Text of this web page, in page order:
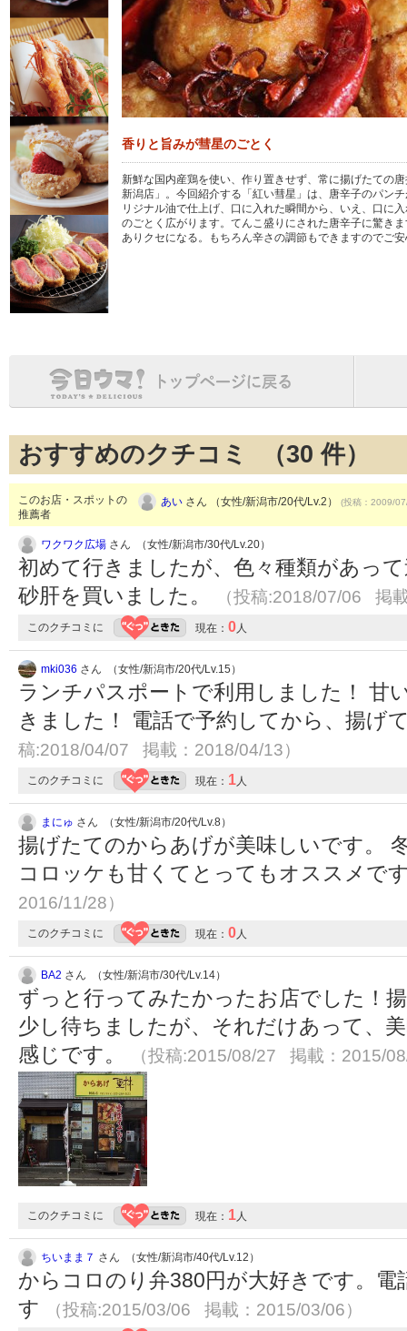
香りと旨みが彗星のごとく
新鮮な国内産鶏を使い、作り置きせず、常に揚げたての
新潟店」。今回紹介する「紅い彗星」は、唐辛子のパン
リジナル油で仕上げ、口に入れた瞬間から、いえ、口に
のごとく広がります。てんこ盛りにされた唐辛子に驚き
ありクセになる。もちろん辛さの調節もできますのでご
おすすめのクチコミ （30 件）
このお店・スポットの
推薦者
あい さん （女性/新潟市/20代/Lv.2） (投稿：2009/
ワクワク広場 さん （女性/新潟市/30代/Lv.20）
初めて行きましたが、色々種類があっ
砂肝を買いました。
（投稿:2018/07/06 掲
このクチコミに 現在： 0人
mki036 さん （女性/新潟市/20代/Lv.15）
ランチパスポートで利用しました！ 甘
きました！ 電話で予約してから、揚げ
稿:2018/04/07 掲載：2018/04/13）
このクチコミに 現在： 1人
まにゅ さん （女性/新潟市/20代/Lv.8）
揚げたてのからあげが美味しいです。
コロッケも甘くてとってもオススメで
2016/11/28）
このクチコミに 現在： 0人
BA2 さん （女性/新潟市/30代/Lv.14）
ずっと行ってみたかったお店でした！
少し待ちましたが、それだけあって、
感じです。
（投稿:2015/08/27 掲載：2015/
このクチコミに 現在： 1人
ちいまま７ さん （女性/新潟市/40代/Lv.12）
からコロのり弁380円が大好きです。
す
（投稿:2015/03/06 掲載：2015/03/06）